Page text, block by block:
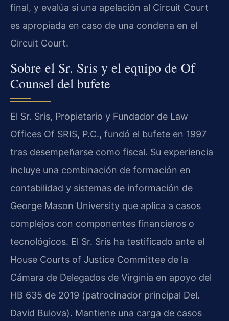
final, y evalúa si una apelación al Circuit Court
es apropiada en caso de una condena en el
Circuit Court.
Sobre el Sr. Sris y el equipo de Of
Counsel del bufete
El Sr. Sris, Propietario y Fundador de Law
Offices Of SRIS, P.C., fundó el bufete en 1997
tras desempeñarse como fiscal. Su experiencia
incluye una combinación de formación en
contabilidad y sistemas de información de
George Mason University que aplica a casos
complejos con componentes financieros o
tecnológicos. El Sr. Sris ha testificado ante el
House Courts of Justice Committee de la
Cámara de Delegados de Virginia en apoyo del
HB 635 de 2019 (patrocinador principal Del.
David Bulova). Mantiene una carga de casos